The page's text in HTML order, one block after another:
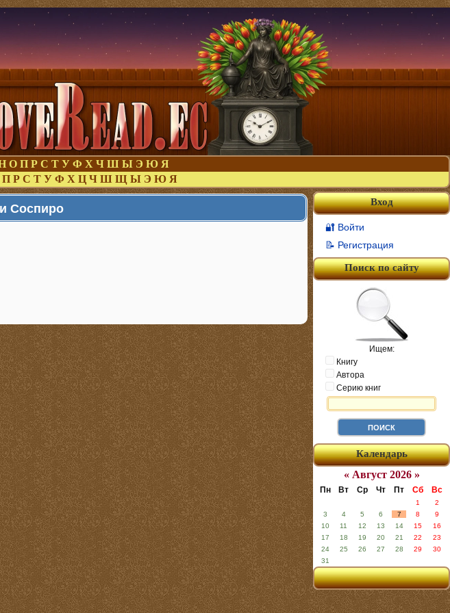
О П Р С Т У Ф Х Ч Ш Ы Э Ю Я
П Р С Т У Ф Х Ц Ч Ш Щ Ы Э Ю Я
Соспиро Вход
🔐 Войти
📝 Регистрация
Поиск по сайту
Ищем:
Книгу
Автора
Серию книг
Календарь
« Август 2026 »
Пн Вт Ср Чт Пт Сб Вс
1
2
3
4 5 6 7 8
9
10
11 12 13 14 15
16
17
18 19 20 21 22
23
24
25 26 27 28 29
30
31